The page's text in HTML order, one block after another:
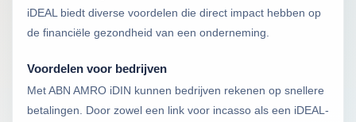
iDEAL biedt diverse voordelen die direct impact hebben op
de financiële gezondheid van een onderneming.
Voordelen voor bedrijven
Met ABN AMRO iDIN kunnen bedrijven rekenen op snellere
betalingen. Door zowel een link voor incasso als een iDEAL-